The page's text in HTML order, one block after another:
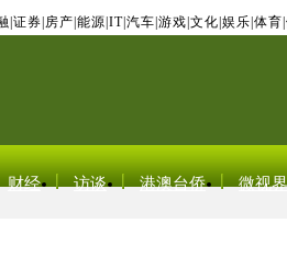
证券 房产 能源 IT| 汽车 游戏 文化 娱乐 体育
财经 访谈 港澳台侨 微视界